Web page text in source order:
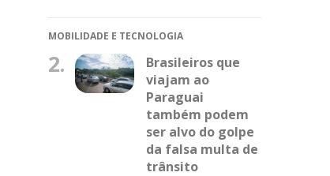
MOBILIDADE E TECNOLOGIA
2.
Brasileiros que
viajam ao
Paraguai
também podem
ser alvo do golpe
da falsa multa de
trânsito